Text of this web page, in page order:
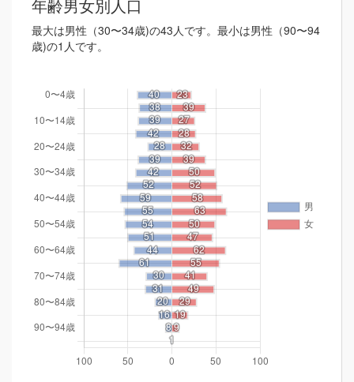
年齢男女別人口
最大は男性（30〜34歳)の43人です。最小は男性（90〜94
歳)の1人です。